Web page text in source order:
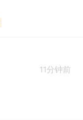
11分钟前